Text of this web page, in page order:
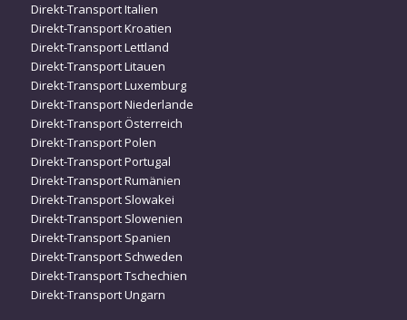
Direkt-Transport Italien
Direkt-Transport Kroatien
Direkt-Transport Lettland
Direkt-Transport Litauen
Direkt-Transport Luxemburg
Direkt-Transport Niederlande
Direkt-Transport Österreich
Direkt-Transport Polen
Direkt-Transport Portugal
Direkt-Transport Rumänien
Direkt-Transport Slowakei
Direkt-Transport Slowenien
Direkt-Transport Spanien
Direkt-Transport Schweden
Direkt-Transport Tschechien
Direkt-Transport Ungarn